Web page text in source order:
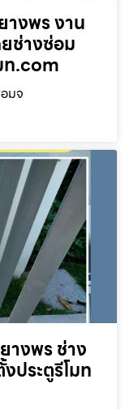
างพร งาน
ช่างซ่อม
ท.com
มจ
างพร ช่าง
ประตูรีโมท